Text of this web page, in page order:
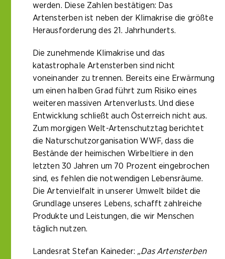
werden. Diese Zahlen bestätigen: Das
Artensterben ist neben der Klimakrise die größte
Herausforderung des 21. Jahrhunderts.
Die zunehmende Klimakrise und das
katastrophale Artensterben sind nicht
voneinander zu trennen. Bereits eine Erwärmung
um einen halben Grad führt zum Risiko eines
weiteren massiven Artenverlusts. Und diese
Entwicklung schließt auch Österreich nicht aus.
Zum morgigen Welt-Artenschutztag berichtet
die Naturschutzorganisation WWF, dass die
Bestände der heimischen Wirbeltiere in den
letzten 30 Jahren um 70 Prozent eingebrochen
sind, es fehlen die notwendigen Lebensräume.
Die Artenvielfalt in unserer Umwelt bildet die
Grundlage unseres Lebens, schafft zahlreiche
Produkte und Leistungen, die wir Menschen
täglich nutzen.
Landesrat Stefan Kaineder: „Das Artensterben